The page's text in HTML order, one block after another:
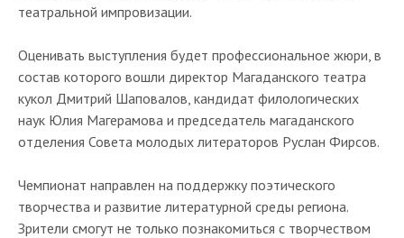
театральной импровизации.
Оценивать выступления будет профессиональное жюри, в
состав которого вошли директор Магаданского театра
кукол Дмитрий Шаповалов, кандидат филологических
наук Юлия Магерамова и председатель магаданского
отделения Совета молодых литераторов Руслан Фирсов.
Чемпионат направлен на поддержку поэтического
творчества и развитие литературной среды региона.
Зрители смогут не только познакомиться с творчеством